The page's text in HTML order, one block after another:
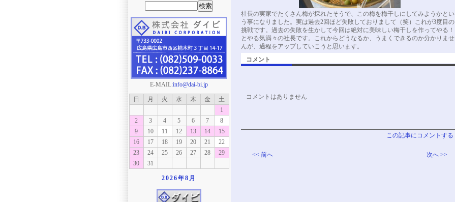
E-MAIL:info@dai-bi.jp
日 月 火 水 木 金
土
1
2
3 4 5 6 7
8
9
10 11 12 13 14
15
16
17 18 19 20 21
22
23
24 25 26 27 28
29
30
31
2026年8月
社長の実家でたくさん梅が採れたそうで、この梅を梅干しにしてみようかとい
う事になりました。実は過去2回ほど失敗しておりまして（笑）これが3度目の
挑戦です。過去の失敗を生かして今回は絶対に美味しい梅干しを作ってやる！
とやる気満々の社長です。これからどうなるか、うまくできるのか分かりませ
んが、過程をアップしていこうと思います。
コメント
コメントはありません
この記事にコメントする
<< 前へ 次へ >>